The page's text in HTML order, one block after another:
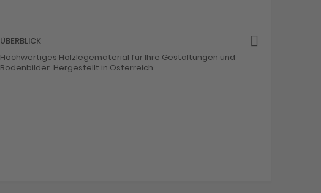
ÜBERBLICK
Hochwertiges Holzlegematerial für Ihre Gestaltungen und
Bodenbilder. Hergestellt in Österreich ...